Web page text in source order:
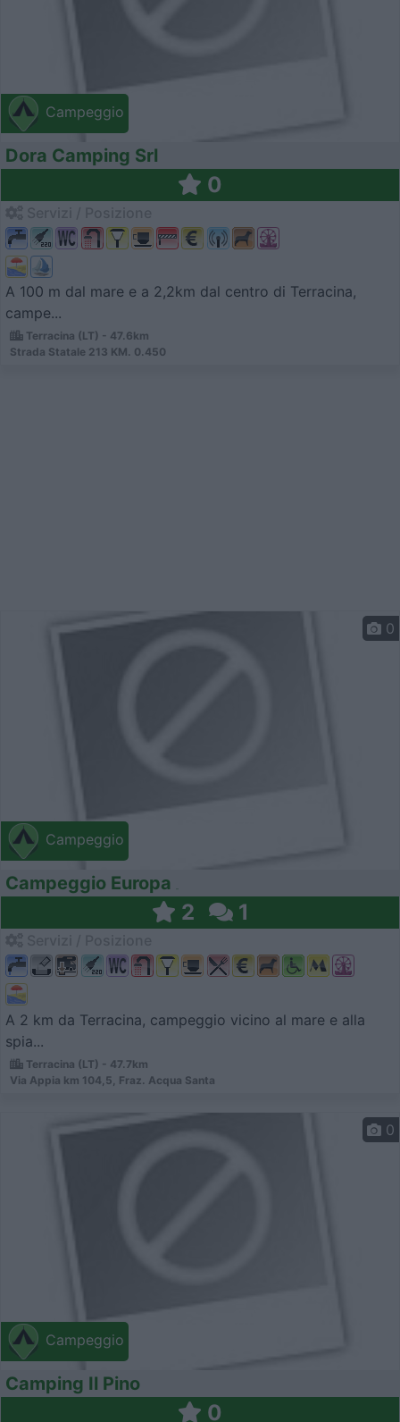
Campeggio
Dora Camping Srl
0
A 100 m dal mare e a 2,2km dal centro di Terracina,
campe...
Terracina (LT) - 47.6km
Strada Statale 213 KM. 0.450
Campeggio
0
Campeggio Europa
2 1
A 2 km da Terracina, campeggio vicino al mare e alla
spia...
Terracina (LT) - 47.7km
Via Appia km 104,5, Fraz. Acqua Santa
Campeggio
0
Camping Il Pino
0